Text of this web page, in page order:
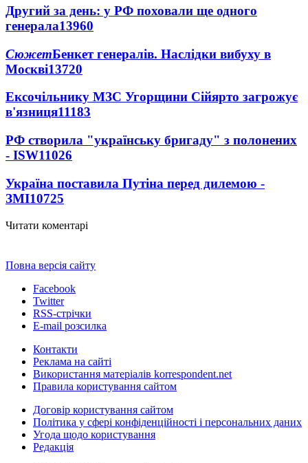
Другий за день: у РФ поховали ще одного
генерала13960
СюжетБенкет генералів. Наслідки вибуху в
Москві13720
Ексочільнику МЗС Угорщини Сійярто загрожує
в'язниця11183
РФ створила "українську бригаду" з полонених
- ISW11026
Україна поставила Путіна перед дилемою -
ЗМІ10725
Читати коментарі
Повна версія сайту
Facebook
Twitter
RSS-стрічки
E-mail розсилка
Контакти
Реклама на сайті
Використання матеріалів korrespondent.net
Правила користування сайтом
Договір користування сайтом
Політика у сфері конфіденційності і персональних даних
Угода щодо користування
Редакція